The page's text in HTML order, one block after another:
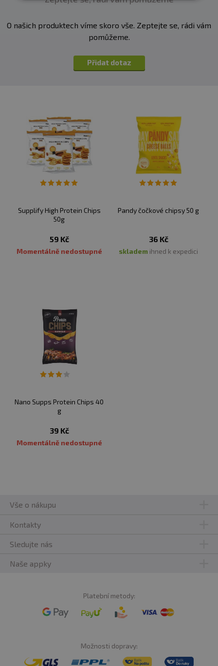
O našich produktech víme skoro vše. Zeptejte se, rádi vám
pomůžeme.
Přidat dotaz
Supplify High Protein Chips
50g
59 Kč
Momentálně nedostupné
Pandy čočkové chipsy 50 g
36 Kč
skladem ihned k expedici
Nano Supps Protein Chips 40
g
39 Kč
Momentálně nedostupné
Vše o nákupu
Kontakty
Sledujte nás
Naše appky
Platební metody:
Možnosti dopravy: